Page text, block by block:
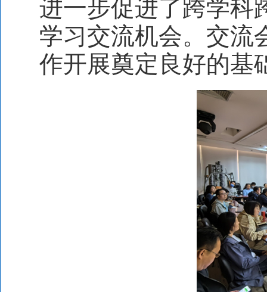
进一步促进了跨学科
学习交流机会。交流
作开展奠定良好的基